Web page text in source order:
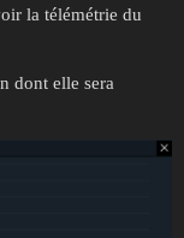
la télémétrie du
dont elle sera